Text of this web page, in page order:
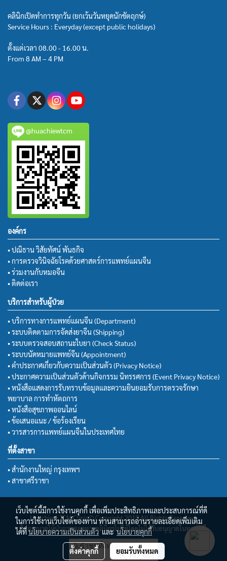
คลินิกเปิดทำการทุกวัน (ยกเว้นวันหยุดนักขัตฤกษ์)
Service Hours : Everyday (except public holidays)
ตั้งแต่เวลา 08.00 - 16.00 น.
From 8 AM – 4 PM
@huachiewtcm
องค์กร
• ปณิธาน วิสัยทัศน์ พันธกิจ
• การตรวจวินิจฉัยโรคด้วยศาสตร์การแพทย์แผนจีน
• ร่วมงานกับหมอจีน
• ติดต่อเรา
บริการสำหรับผู้ป่วย
• บริการทางการแพทย์แผนจีน (Department)
• ระบบติดตามการจัดส่งยาจีน (Shipping)
• ระบบตรวจสอบสถานะใบยา (Check Status)
• ระบบนัดหมายแพทย์จีน (Appointment)
• คำประกาศเกี่ยวกับความเป็นส่วนตัว (Privacy Notice)
• ประกาศความเป็นส่วนตัวด้านกิจกรรม นิทรรศการ (Event Privacy Notice)
• หนังสือแสดงการรับทราบข้อมูลและความยินยอมรับการตรวจรักษา
พยาบาล การทำหัตถการ
• หนังสือสุขภาพออนไลน์
• ข้อเสนอแนะ / ข้อร้องเรียน
• วารสารการแพทย์แผนจีนในประเทศไทย
ที่ตั้งสาขา
• สำนักงานใหญ่ กรุงเทพฯ
• สาขาศรีราชา
Huachiew TCM Clinic© Copyright 2018 All Rights Reserved.
ไม่อนุญาตให้นำภาพของทางคลินิกฯไปใช้โดยไม่ได้รับอนุญาตในทุกกรณี
ผู้เข้าชมวันนี้ 4,487
เว็บไซต์นี้มีการใช้งานคุกกี้ เพื่อเพิ่มประสิทธิภาพและประสบการณ์ที่ดี
ในการใช้งานเว็บไซต์ของท่าน ท่านสามารถอ่านรายละเอียดเพิ่มเติม
ได้ที่นโยบายความเป็นส่วนตัวและนโยบายคุกกี้
ตั้งค่าคุกกี้ ยอมรับทั้งหมด